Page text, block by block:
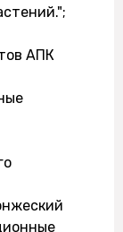
АПК